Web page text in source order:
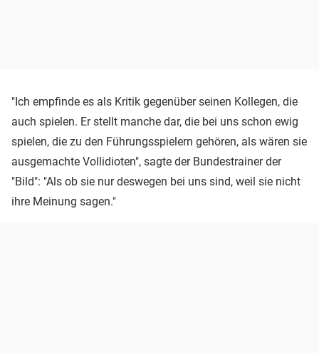
"Ich empfinde es als Kritik gegenüber seinen Kollegen, die
auch spielen. Er stellt manche dar, die bei uns schon ewig
spielen, die zu den Führungsspielern gehören, als wären sie
ausgemachte Vollidioten", sagte der Bundestrainer der
"Bild": "Als ob sie nur deswegen bei uns sind, weil sie nicht
ihre Meinung sagen."